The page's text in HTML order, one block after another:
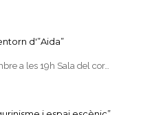
d'”Aida”
a les 19h Sala del cor…